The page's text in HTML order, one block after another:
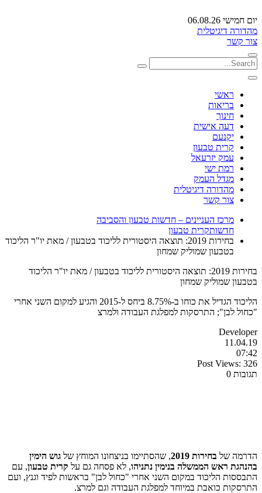
יום חמישי 06.08.26
מהדורה דיגיטלית
צור קשר
ראשי
בריאות
חינוך
דעה אישית
יקנעם
קרית טבעון
עמק יזרעאל
רמת ישי
מגדל העמק
מהדורה דיגיטלית
צור קשר
מרכז העניינים – חדשות טבעון והסביבה
חדשותקרית טבעון
בחירות 2019: תוצאה היסטורית לליכוד בטבעון / מאת יו"ר הליכוד
בטבעון שמוליק שמחון
בחירות 2019: תוצאה היסטורית לליכוד בטבעון / מאת יו"ר הליכוד
בטבעון שמוליק שמחון
הליכוד הגדיל את כוחו ב-8.75% ביחס ל-2015 והגיע למקום השני אחרי
"כחול לבן"; התרסקות למפלגת העבודה ולמרצ
Developer
11.04.19
07:42
Post Views: 326
תגובות 0
הדרמה של בחירות 2019 , שהסתיימו בניצחונו המוחץ של גוש הימין
בהנהגת ראש הממשלה בנימין נתניהו, לא פסחה גם על קרית טבעון, עם
התבססות הליכוד במקום השני אחרי "כחול לבן" בראשות לפיד וגנץ, ועם
התרסקות כואבת במיוחד למפלגת העבודה וגם למרצ.